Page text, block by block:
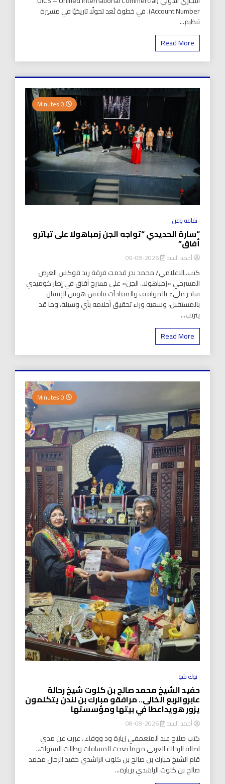
Account Number). في خطوة تُعد تحولًا تاريخيًا في مسيرة
تنظيم...
Read More
ثقافه وفن
“سارة الحديدي “تواجه الجن زمباهولا على تياترو
أفاق”
أحمد السيد 2026-08-09
كتب..الاعلامي/ محمد بدر قدمت فرقة ريد فوكس العرض
المسرحي «زمباهولا.. الجن» على مسرح آفاق في إطار كوميدي
ساخر مليء بالمواقف والمفاجآت يناقش هوس الإنسان
بالمستقبل، وسعيه وراء تحقيق أحلامه بأي وسيلة، وما قد
يترتب...
Read More
توك شو
حفيد الشيخ محمد صالح بن كلوت شيخ رحالة
عابروالربع الخالى.. مرافقو مبارك بن لندن يتكلمون
يزور هويداعطا في بيتها ومؤسستها
أحمد السيد 2026-08-08
كتب صلاح عبد المنعمفي زيارة ود ووفاء.. عبرت عن مدي
اصالة الرحالة العربي مهما بعدت المسافات وطالت السنوات..
قام الشيخ مبارك بن صالح بن كلوت الراشدي حفيد الرحال محمد
صالح بن كلوت الراشدي بزيارة...